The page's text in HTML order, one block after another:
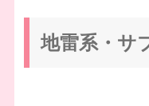
地雷系・サ